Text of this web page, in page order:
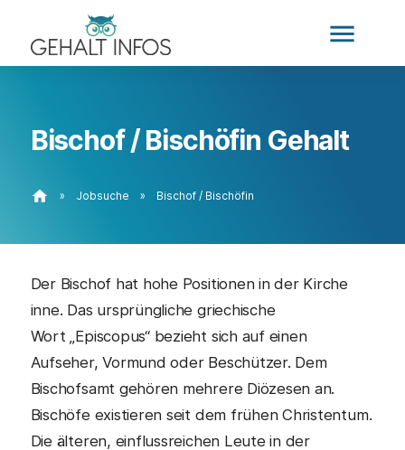
menu
Bischof / Bischöfin Gehalt
home » Jobsuche » Bischof / Bischöfin
Der Bischof hat hohe Positionen in der Kirche
inne. Das ursprüngliche griechische
Wort „Episcopus“ bezieht sich auf einen
Aufseher, Vormund oder Beschützer. Dem
Bischofsamt gehören mehrere Diözesen an.
Bischöfe existieren seit dem frühen Christentum.
Die älteren, einflussreichen Leute in der